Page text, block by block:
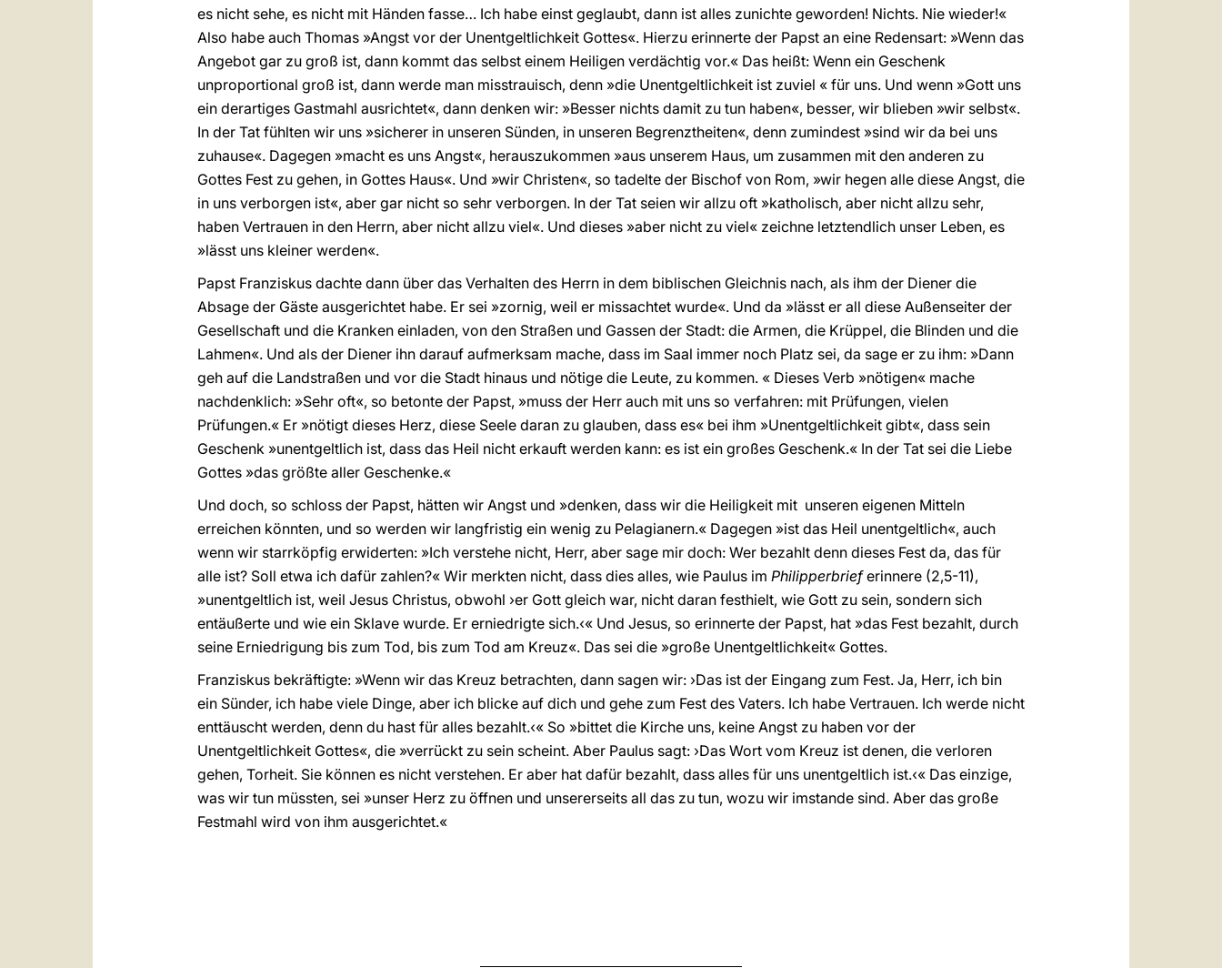
es nicht sehe, es nicht mit Händen fasse… Ich habe einst geglaubt, dann ist alles zunichte geworden! Nichts. Nie wieder!«
Also habe auch Thomas »Angst vor der Unentgeltlichkeit Gottes«. Hierzu erinnerte der Papst an eine Redensart: »Wenn das
Angebot gar zu groß ist, dann kommt das selbst einem Heiligen verdächtig vor.« Das heißt: Wenn ein Geschenk
unproportional groß ist, dann werde man misstrauisch, denn »die Unentgeltlichkeit ist zuviel « für uns. Und wenn »Gott uns
ein derartiges Gastmahl ausrichtet«, dann denken wir: »Besser nichts damit zu tun haben«, besser, wir blieben »wir selbst«.
In der Tat fühlten wir uns »sicherer in unseren Sünden, in unseren Begrenztheiten«, denn zumindest »sind wir da bei uns
zuhause«. Dagegen »macht es uns Angst«, herauszukommen »aus unserem Haus, um zusammen mit den anderen zu
Gottes Fest zu gehen, in Gottes Haus«. Und »wir Christen«, so tadelte der Bischof von Rom, »wir hegen alle diese Angst, die
in uns verborgen ist«, aber gar nicht so sehr verborgen. In der Tat seien wir allzu oft »katholisch, aber nicht allzu sehr,
haben Vertrauen in den Herrn, aber nicht allzu viel«. Und dieses »aber nicht zu viel« zeichne letztendlich unser Leben, es
»lässt uns kleiner werden«.
Papst Franziskus dachte dann über das Verhalten des Herrn in dem biblischen Gleichnis nach, als ihm der Diener die
Absage der Gäste ausgerichtet habe. Er sei »zornig, weil er missachtet wurde«. Und da »lässt er all diese Außenseiter der
Gesellschaft und die Kranken einladen, von den Straßen und Gassen der Stadt: die Armen, die Krüppel, die Blinden und die
Lahmen«. Und als der Diener ihn darauf aufmerksam mache, dass im Saal immer noch Platz sei, da sage er zu ihm: »Dann
geh auf die Landstraßen und vor die Stadt hinaus und nötige die Leute, zu kommen. « Dieses Verb »nötigen« mache
nachdenklich: »Sehr oft«, so betonte der Papst, »muss der Herr auch mit uns so verfahren: mit Prüfungen, vielen
Prüfungen.« Er »nötigt dieses Herz, diese Seele daran zu glauben, dass es« bei ihm »Unentgeltlichkeit gibt«, dass sein
Geschenk »unentgeltlich ist, dass das Heil nicht erkauft werden kann: es ist ein großes Geschenk.« In der Tat sei die Liebe
Gottes »das größte aller Geschenke.«
Und doch, so schloss der Papst, hätten wir Angst und »denken, dass wir die Heiligkeit mit unseren eigenen Mitteln
erreichen könnten, und so werden wir langfristig ein wenig zu Pelagianern.« Dagegen »ist das Heil unentgeltlich«, auch
wenn wir starrköpfig erwiderten: »Ich verstehe nicht, Herr, aber sage mir doch: Wer bezahlt denn dieses Fest da, das für
alle ist? Soll etwa ich dafür zahlen?« Wir merkten nicht, dass dies alles, wie Paulus im Philipperbrieferinnere (2,5-11),
»unentgeltlich ist, weil Jesus Christus, obwohl ›er Gott gleich war, nicht daran festhielt, wie Gott zu sein, sondern sich
entäußerte und wie ein Sklave wurde. Er erniedrigte sich.‹« Und Jesus, so erinnerte der Papst, hat »das Fest bezahlt, durch
seine Erniedrigung bis zum Tod, bis zum Tod am Kreuz«. Das sei die »große Unentgeltlichkeit« Gottes.
Franziskus bekräftigte: »Wenn wir das Kreuz betrachten, dann sagen wir: ›Das ist der Eingang zum Fest. Ja, Herr, ich bin
ein Sünder, ich habe viele Dinge, aber ich blicke auf dich und gehe zum Fest des Vaters. Ich habe Vertrauen. Ich werde nicht
enttäuscht werden, denn du hast für alles bezahlt.‹« So »bittet die Kirche uns, keine Angst zu haben vor der
Unentgeltlichkeit Gottes«, die »verrückt zu sein scheint. Aber Paulus sagt: ›Das Wort vom Kreuz ist denen, die verloren
gehen, Torheit. Sie können es nicht verstehen. Er aber hat dafür bezahlt, dass alles für uns unentgeltlich ist.‹« Das einzige,
was wir tun müssten, sei »unser Herz zu öffnen und unsererseits all das zu tun, wozu wir imstande sind. Aber das große
Festmahl wird von ihm ausgerichtet.«